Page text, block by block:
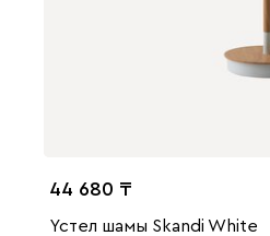
44 680
Үстел шамы Skandi White